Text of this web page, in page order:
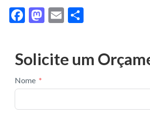
F
b
o
o
k
M
d
n
E
l
e
Solicite um
Nome